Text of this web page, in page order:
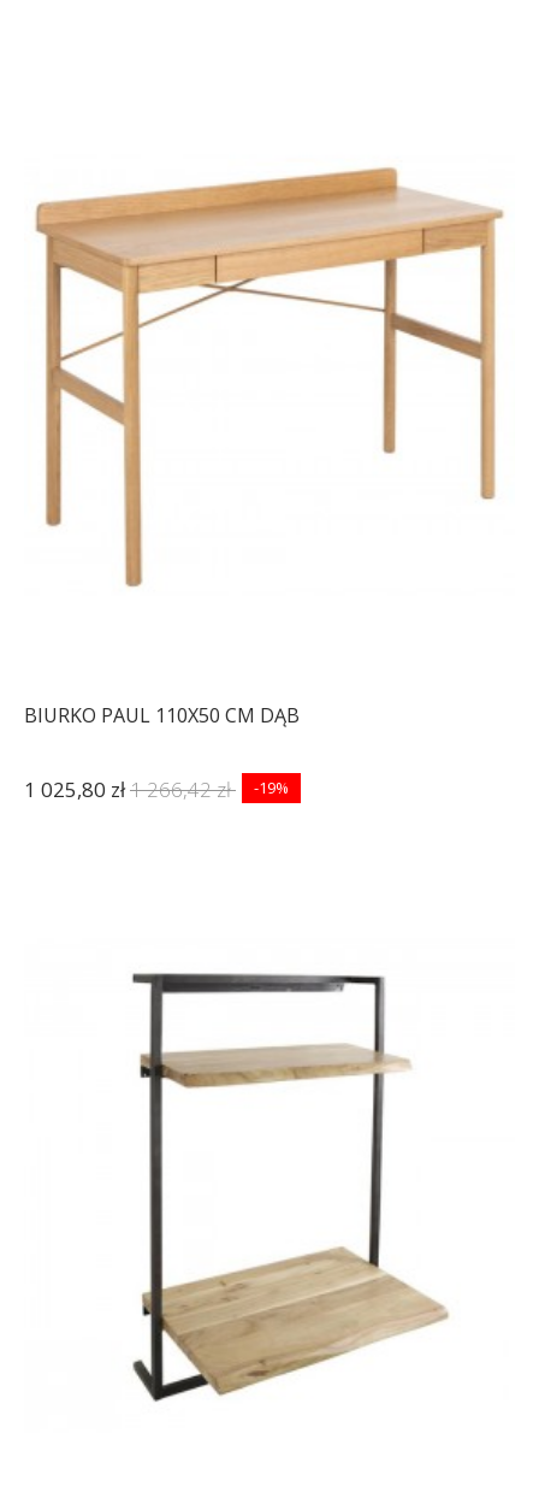
BIURKO PAUL 110X50 CM DĄB
1 025,80 zł1 266,42 zł -19%